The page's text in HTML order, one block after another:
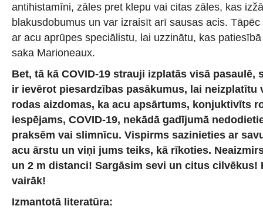
antihistamīni, zāles pret klepu vai citas zāles, kas
blakusdobumus un var izraisīt arī sausas acis.
ar acu aprūpes speciālistu, lai uzzinātu, kas
saka Marioneaux.
Bet, tā kā COVID-19 strauji izplatās visā pasaulē,
ir ievērot piesardzības pasākumus, lai neizplatītu
rodas aizdomas, ka acu apsārtums, konjuktivīts
iespējams, COVID-19, nekādā gadījumā
praksēm vai slimnīcu. Vispirms sazinieties ar
acu ārstu un viņi jums teiks, kā rīkoties.
un 2 m distanci! Sargāsim sevi un citus cilvēkus!
vairāk!
Izmantotā literatūra: